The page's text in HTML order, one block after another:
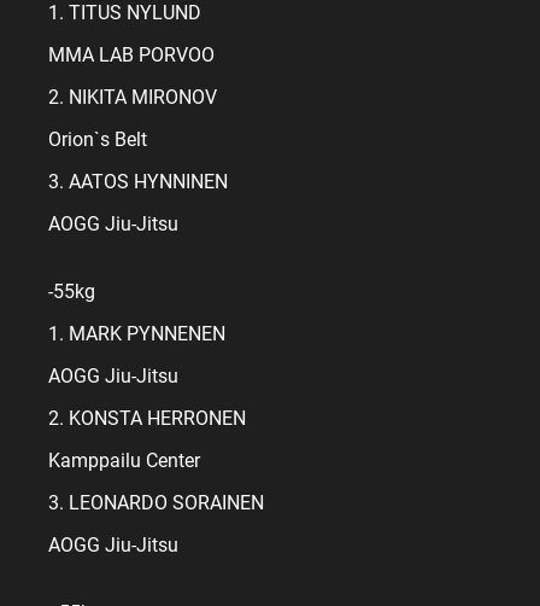
1. TITUS NYLUND
MMA LAB PORVOO
2. NIKITA MIRONOV
Orion`s Belt
3. AATOS HYNNINEN
AOGG Jiu-Jitsu
-55kg
1. MARK PYNNENEN
AOGG Jiu-Jitsu
2. KONSTA HERRONEN
Kamppailu Center
3. LEONARDO SORAINEN
AOGG Jiu-Jitsu